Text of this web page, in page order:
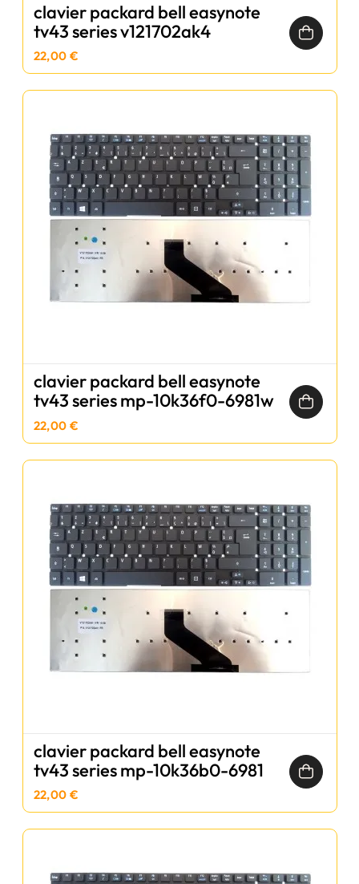
clavier packard bell easynote
tv43 series v121702ak4
22,00 €
clavier packard bell easynote
tv43 series mp-10k36f0-6981w
22,00 €
clavier packard bell easynote
tv43 series mp-10k36b0-6981
22,00 €